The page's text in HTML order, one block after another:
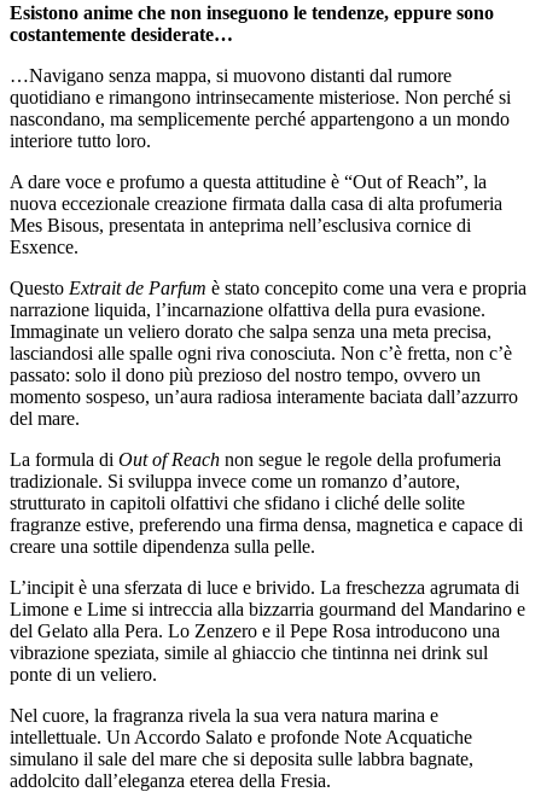
Esistono anime che non inseguono le tendenze, eppure sono
costantemente desiderate…
…Navigano senza mappa, si muovono distanti dal rumore
quotidiano e rimangono intrinsecamente misteriose. Non perché si
nascondano, ma semplicemente perché appartengono a un mondo
interiore tutto loro.
A dare voce e profumo a questa attitudine è “Out of Reach”, la
nuova eccezionale creazione firmata dalla casa di alta profumeria
Mes Bisous, presentata in anteprima nell’esclusiva cornice di
Esxence.
Questo Extrait de Parfum è stato concepito come una vera e propria
narrazione liquida, l’incarnazione olfattiva della pura evasione.
Immaginate un veliero dorato che salpa senza una meta precisa,
lasciandosi alle spalle ogni riva conosciuta. Non c’è fretta, non c’è
passato: solo il dono più prezioso del nostro tempo, ovvero un
momento sospeso, un’aura radiosa interamente baciata dall’azzurro
del mare.
La formula di Out of Reach non segue le regole della profumeria
tradizionale. Si sviluppa invece come un romanzo d’autore,
strutturato in capitoli olfattivi che sfidano i cliché delle solite
fragranze estive, preferendo una firma densa, magnetica e capace di
creare una sottile dipendenza sulla pelle.
L’incipit è una sferzata di luce e brivido. La freschezza agrumata di
Limone e Lime si intreccia alla bizzarria gourmand del Mandarino e
del Gelato alla Pera. Lo Zenzero e il Pepe Rosa introducono una
vibrazione speziata, simile al ghiaccio che tintinna nei drink sul
ponte di un veliero.
Nel cuore, la fragranza rivela la sua vera natura marina e
intellettuale. Un Accordo Salato e profonde Note Acquatiche
simulano il sale del mare che si deposita sulle labbra bagnate,
addolcito dall’eleganza eterea della Fresia.